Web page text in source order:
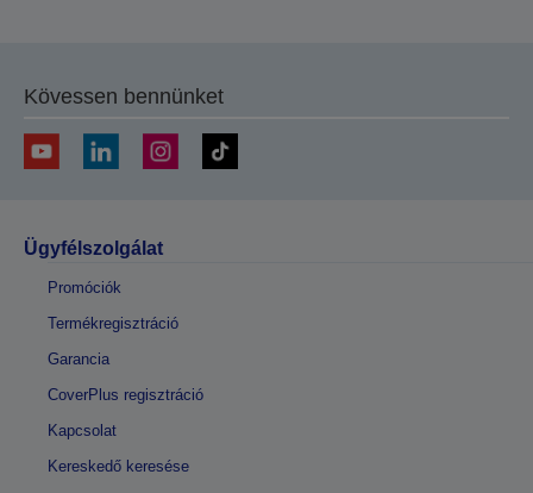
Kövessen bennünket
Ügyfélszolgálat
Promóciók
Termékregisztráció
Garancia
CoverPlus regisztráció
Kapcsolat
Kereskedő keresése